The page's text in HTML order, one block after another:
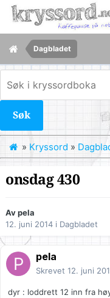
Dagbladet
Søk
» Kryssord »
onsdag 430
Avpela
12. juni 2014 i Dagbladet
pela
Skrevet 12. juni
dyr : loddrett 12 inn fra